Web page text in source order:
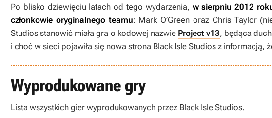
Po blisko dziewięciu latach od tego wydarzenia, w sierpniu 2012
członkowie oryginalnego teamu: Mark O’Green oraz Chris Taylor
Studios stanowić miała gra o kodowej nazwie Project v13, będąca
i choć w sieci pojawiła się nowa strona Black Isle Studios z
Wyprodukowane gry
Lista wszystkich gier wyprodukowanych przez Black Isle Studios.